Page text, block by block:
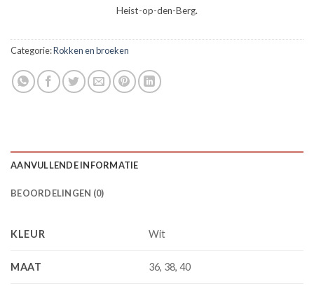
Heist-op-den-Berg.
Categorie:Rokken en broeken
AANVULLENDE INFORMATIE
BEOORDELINGEN (0)
KLEUR Wit
MAAT 36, 38, 40